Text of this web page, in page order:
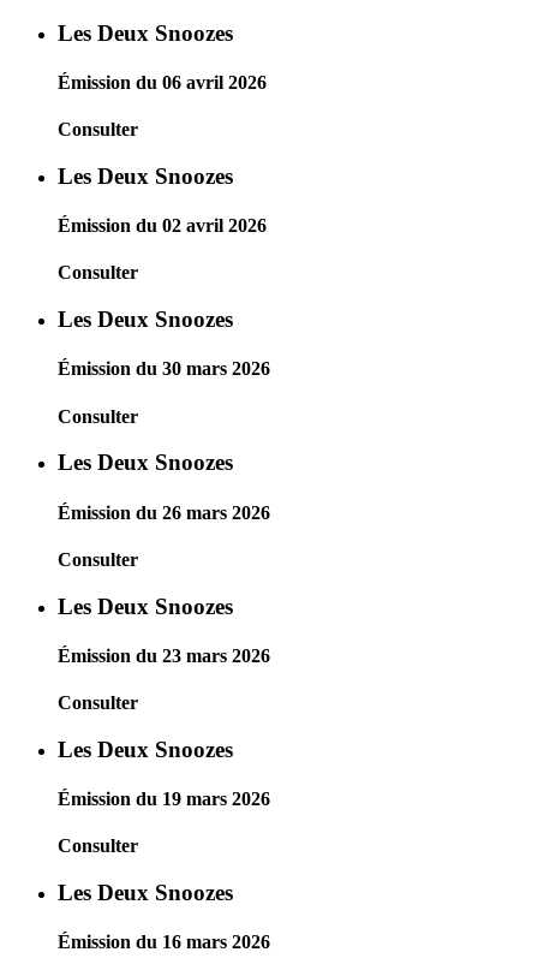
Les Deux Snoozes
Émission du 06 avril 2026
Consulter
Les Deux Snoozes
Émission du 02 avril 2026
Consulter
Les Deux Snoozes
Émission du 30 mars 2026
Consulter
Les Deux Snoozes
Émission du 26 mars 2026
Consulter
Les Deux Snoozes
Émission du 23 mars 2026
Consulter
Les Deux Snoozes
Émission du 19 mars 2026
Consulter
Les Deux Snoozes
Émission du 16 mars 2026